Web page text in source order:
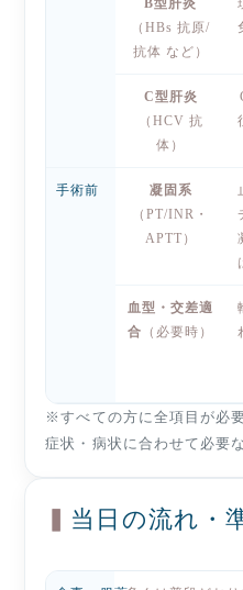
B型肝炎
（HBs 抗原/
抗体 など）
C型肝炎
（HCV 抗
体）
手術前
凝固系
（PT/INR・
APTT）
血型・交差適
合 （必要時）
※すべての方に全項目が必
症状・病状に合わせて必要
当日の流れ・